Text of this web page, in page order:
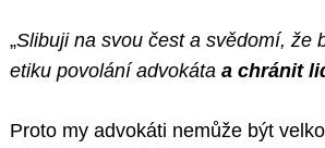
„Slibuji na svou čest a svědomí, že
etiku povolání advokáta a chránit
Proto my advokáti nemůže být